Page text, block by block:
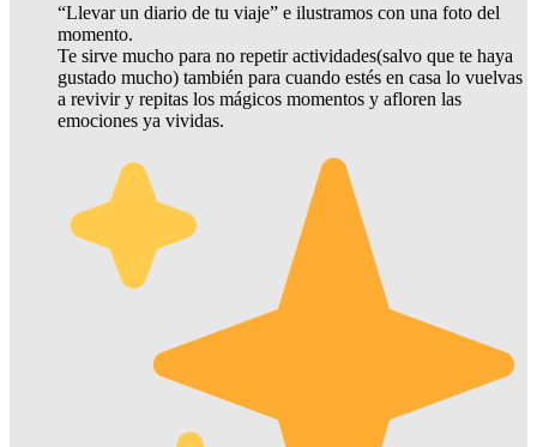
“Llevar un diario de tu viaje” e ilustramos con una foto del
momento.
Te sirve mucho para no repetir actividades(salvo que te haya
gustado mucho) también para cuando estés en casa lo vuelvas
a revivir y repitas los mágicos momentos y afloren las
emociones ya vividas.